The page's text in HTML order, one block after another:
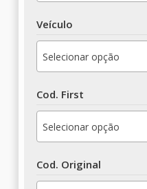
Veículo
Selecionar opção
Cod. First
Selecionar opção
Cod. Original